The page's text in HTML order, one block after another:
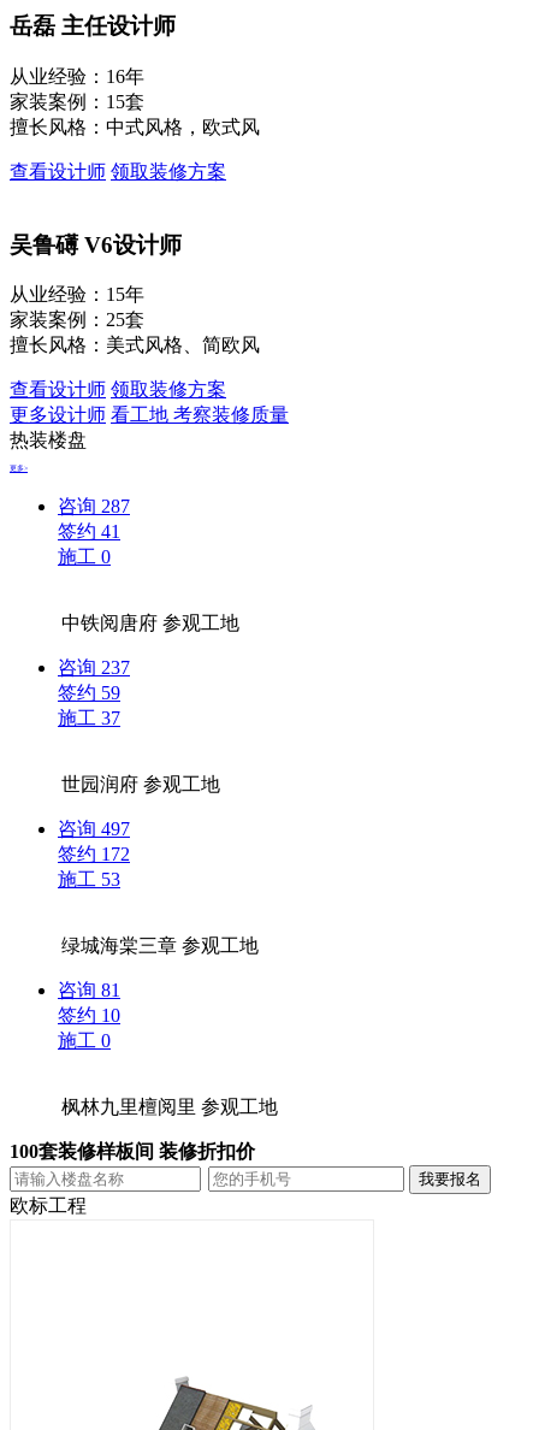
岳磊 主任设计师
从业经验：16年
家装案例：15套
擅长风格：中式风格，欧式风
查看设计师 领取装修方案
吴鲁礡V6设计师
从业经验：15年
家装案例：25套
擅长风格：美式风格、简欧风
查看设计师 领取装修方案
更多设计师 看工地 考察装修质量
热装楼盘
更多>
咨询 287
签约 41
施工 0
中铁阅唐府参观工地
咨询 237
签约 59
施工 37
世园润府参观工地
咨询 497
签约 172
施工 53
绿城海棠三章参观工地
咨询 81
签约 10
施工 0
枫林九里檀阅里参观工地
100套装修样板间 装修折扣价
欧标工程